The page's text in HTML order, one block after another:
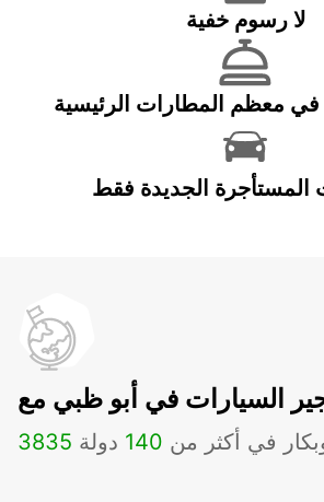
لا رسوم خفية
المستأجرة الجديدة فقط
3835 في أكثر من 140 دولة